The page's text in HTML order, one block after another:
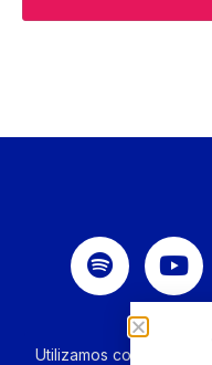
Utilizamos cookies